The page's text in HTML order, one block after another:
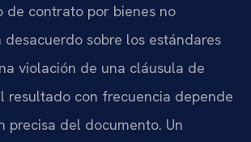
de contrato por bienes no
desacuerdo sobre los estándares
violación de una cláusula de
resultado con frecuencia depende
precisa del documento. Un